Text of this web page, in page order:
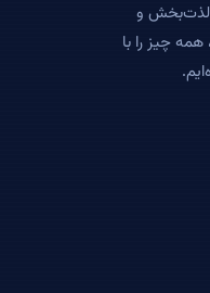
لذت‌بخش و
چیز را با